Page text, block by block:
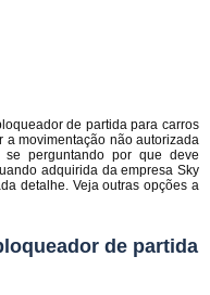
de partida para carros
a movimentação não autorizada
perguntando por que deve
adquirida da empresa Sky
detalhe. Veja outras opções a
de partida